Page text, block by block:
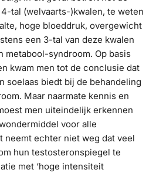
tal (welvaarts-)kwalen, te weten
hoge bloeddruk, overgewicht
een 3-tal van deze kwalen
metabool-syndroom. Op basis
kwam men tot de conclusie dat
soelaas biedt bij de behandeling
Maar naarmate kennis en
men uiteindelijk erkennen
voor alle
neemt echter niet weg dat veel
hun testosteronspiegel te
met ‘hoge intensiteit